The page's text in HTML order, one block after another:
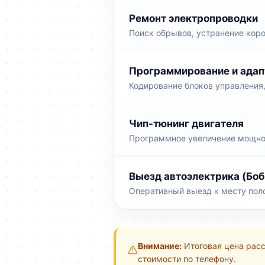
Ремонт электропроводки
Поиск обрывов, устранение
Программирование и
Кодирование блоков
Чип-тюнинг двигателя
Программное увеличение
Выезд автоэлектрика
Оперативный выезд к месту
Внимание: Итоговая цена
стоимости по телефону.